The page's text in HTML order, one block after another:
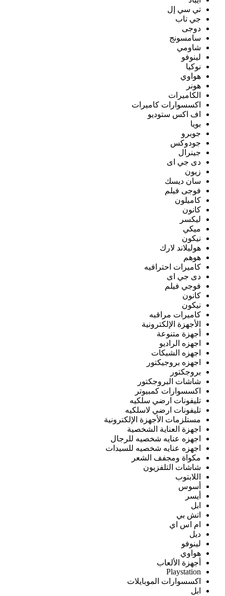
تي سي إل
جي تاب
دوجى
سامسونج
شاومي
لينوفو
نوكيا
هواوي
هونر
الكاميرات
اكسسوارات كاميرات
اف اكس ستوديو
بويا
جوبرو
جودوكس
جينرال
دى جي اى
زيون
سان ديسك
فوجى فيلم
كاميلون
كانون
ليكسر
ميكي
نيكون
هوليلاند لارك
هوهم
كاميرات احترافيه
دى جي اى
فوجي فيلم
كانون
نيكون
كاميرات مراقبه
الأجهزة الإلكترونية
أجهزة متنوعة
اجهزه الراديو
اجهزه الشبكات
اجهزه بروجيكتور
بروجكتور
شاشات البروجكتور
اكسسوارات كمبيوتر
تليفونات ارضي سلكيه
تليفونات ارضي لاسلكيه
مستلزمات الأجهزة الإلكترونية
اجهزة العناية الشخصية
اجهزه عنايه شخصيه للرجال
اجهزه عنايه شخصيه للسيدات
مكواة ومجفف الشعر
شاشات التلفزيون
اللابتوب
أسوس
أيسر
ابل
اتش بي
ام اس اي
ديل
لينوفو
هواوي
أجهزة الألعاب
Playstation
اكسسوارات الموبايلات
ابل